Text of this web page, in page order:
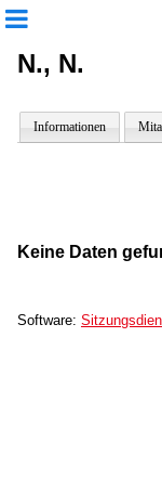
N., N.
Informationen
Keine Daten
Software: